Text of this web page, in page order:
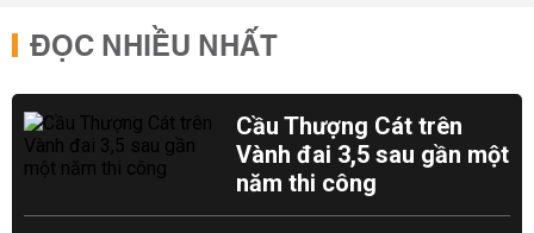
ĐỌC NHIỀU NHẤT
Cầu Thượng Cát trên
Vành đai 3,5 sau gần một
năm thi công